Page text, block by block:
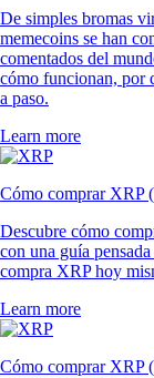
De simples bromas
memecoins se han
comentados del
cómo funcionan, por
a paso.
Learn more
Cómo comprar XRP
Descubre cómo
con una guía
compra XRP hoy
Learn more
Cómo comprar XRP